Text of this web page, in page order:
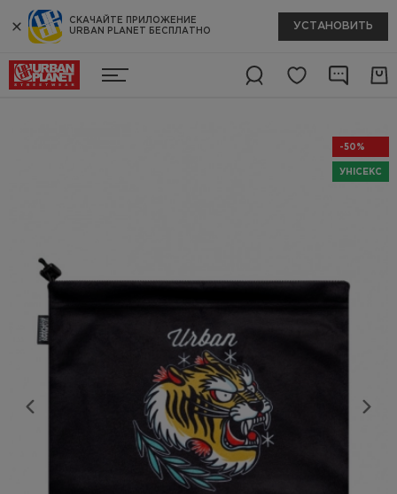
СКАЧАЙТЕ ПРИЛОЖЕНИЕ
URBAN PLANET БЕСПЛАТНО
УСТАНОВИТЬ
-50%
УНІСЕКС